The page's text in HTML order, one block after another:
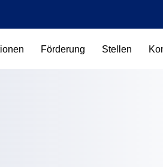
Förderung Stellen